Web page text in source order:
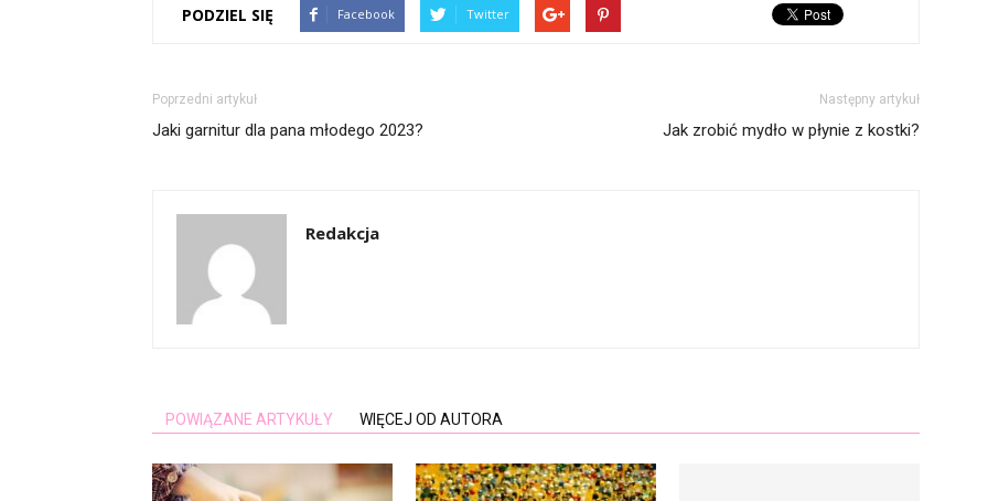
PODZIEL SIĘ Facebook Twitter
Poprzedni artykuł
Jaki garnitur dla pana młodego 2023?
Następny artykuł
Jak zrobić mydło w płynie z kostki?
Redakcja
POWIĄZANE ARTYKUŁY WIĘCEJ OD AUTORA